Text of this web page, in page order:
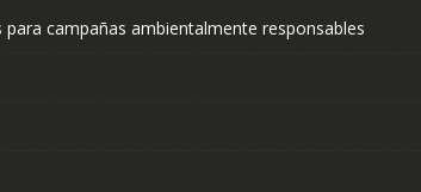
campañas ambientalmente responsables